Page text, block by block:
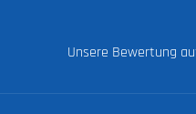
Unsere Bewertung